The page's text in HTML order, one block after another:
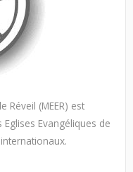
Réveil (MEER) est
Evangéliques de